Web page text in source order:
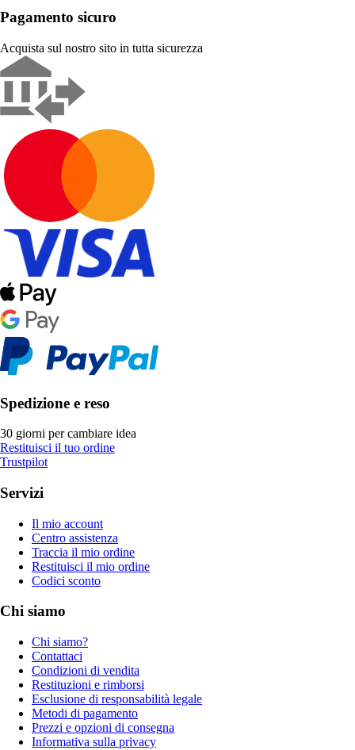
Pagamento sicuro
Acquista sul nostro sito in tutta sicurezza
Spedizione e reso
30 giorni per cambiare idea
Restituisci il tuo ordine
Trustpilot
Servizi
Il mio account
Centro assistenza
Traccia il mio ordine
Restituisci il mio ordine
Codici sconto
Chi siamo
Chi siamo?
Contattaci
Condizioni di vendita
Restituzioni e rimborsi
Esclusione di responsabilità legale
Metodi di pagamento
Prezzi e opzioni di consegna
Informativa sulla privacy